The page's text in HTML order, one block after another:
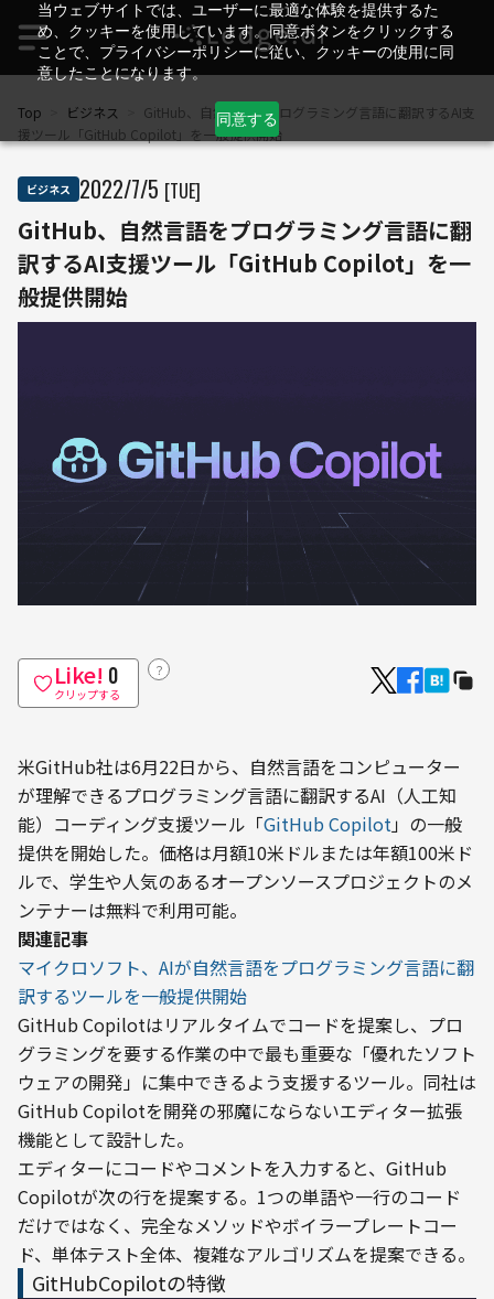
当ウェブサイトでは、ユーザーに最適な体験を提供するた
め、クッキーを使用しています。同意ボタンをクリックする
ことで、プライバシーポリシーに従い、クッキーの使用に同
意したことになります。
同意する
Top ビジネス
GitHub、自然言語をプログラミング言語に翻訳するAI支
援ツール「GitHub Copilot」を一般提供開始
ビジネス 2022/7/5 [TUE]
GitHub、自然言語をプログラミング言語に翻
訳するAI支援ツール「GitHub Copilot」を一
般提供開始
Like! 0
クリップする
？
米GitHub社は6月22日から、自然言語をコンピューター
が理解できるプログラミング言語に翻訳するAI（人工知
能）コーディング支援ツール「GitHub Copilot」の一般
提供を開始した。価格は月額10米ドルまたは年額100米ド
ルで、学生や人気のあるオープンソースプロジェクトのメ
ンテナーは無料で利用可能。
関連記事
マイクロソフト、AIが自然言語をプログラミング言語に翻
訳するツールを一般提供開始
GitHub Copilotはリアルタイムでコードを提案し、プロ
グラミングを要する作業の中で最も重要な「優れたソフト
ウェアの開発」に集中できるよう支援するツール。同社は
GitHub Copilotを開発の邪魔にならないエディター拡張
機能として設計した。
エディターにコードやコメントを入力すると、GitHub
Copilotが次の行を提案する。1つの単語や一行のコード
だけではなく、完全なメソッドやボイラープレートコー
ド、単体テスト全体、複雑なアルゴリズムを提案できる。
GitHubCopilotの特徴